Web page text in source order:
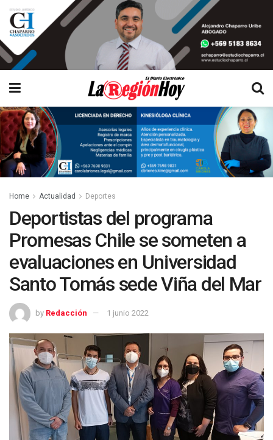
Home Actualidad Deportes
Deportistas del programa
Promesas Chile se someten a
evaluaciones en Universidad
Santo Tomás sede Viña del Mar
by Redacción 1 junio 2022